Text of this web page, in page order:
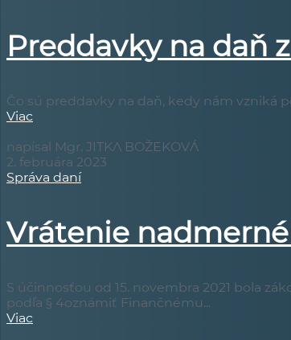
Preddavky na daň
Čo sú preddavky na daň, kedy nám vzniká
Viac
napísal Mgr. JITKA BOŽEKOVÁ
2. februára 2023
Správa daní
Vrátenie
S účinnosťou od 15. novembra 2021 bola
podľa § 4oznámiť Finančnému...
Viac